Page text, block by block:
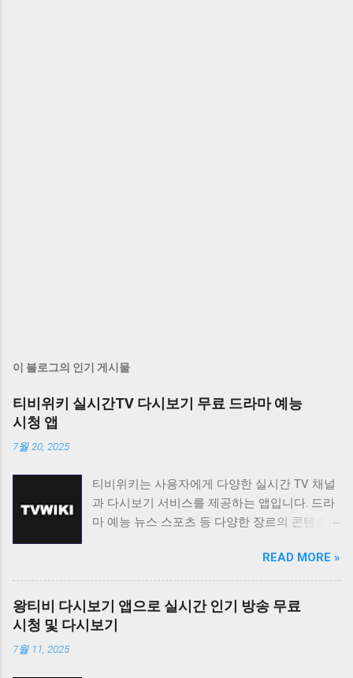
이 블로그의 인기 게시물
티비위키 실시간TV 다시보기 무료 드라마 예능
시청 앱
7월 20, 2025
티비위키는 사용자에게 다양한 실시간 TV 채널
과 다시보기 서비스를 제공하는 앱입니다. 드라
마 예능 뉴스 스포츠 등 다양한 장르의 콘텐츠를
적인 인터페이스를 통해 편리한 시청 환경을 제
공합니다. 티비위키는 바쁜 일상 속에서 놓친 프
로그램을 다시 보고 싶거나 실시간으로 즐겨보
고 싶은 채널을 시청하고 싶은 사용자에게 유용
한 앱입니다. 다양한 콘텐츠를 무료로 제공하며
READ MORE »
왕티비 다시보기 앱으로 실시간 인기 방송 무료
시청 및 다시보기
7월 11, 2025